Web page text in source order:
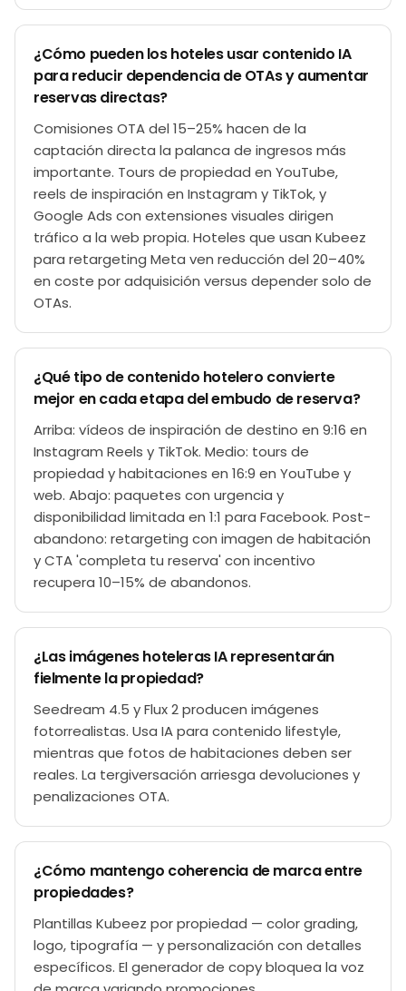
¿Cómo pueden los hoteles usar contenido IA
para reducir dependencia de OTAs y aumentar
reservas directas?
Comisiones OTA del 15–25% hacen de la
captación directa la palanca de ingresos más
importante. Tours de propiedad en YouTube,
reels de inspiración en Instagram y TikTok, y
Google Ads con extensiones visuales dirigen
tráfico a la web propia. Hoteles que usan Kubeez
para retargeting Meta ven reducción del 20–40%
en coste por adquisición versus depender solo de
OTAs.
¿Qué tipo de contenido hotelero convierte
mejor en cada etapa del embudo de reserva?
Arriba: vídeos de inspiración de destino en 9:16 en
Instagram Reels y TikTok. Medio: tours de
propiedad y habitaciones en 16:9 en YouTube y
web. Abajo: paquetes con urgencia y
disponibilidad limitada en 1:1 para Facebook. Post-
abandono: retargeting con imagen de habitación
y CTA 'completa tu reserva' con incentivo
recupera 10–15% de abandonos.
¿Las imágenes hoteleras IA representarán
fielmente la propiedad?
Seedream 4.5 y Flux 2 producen imágenes
fotorrealistas. Usa IA para contenido lifestyle,
mientras que fotos de habitaciones deben ser
reales. La tergiversación arriesga devoluciones y
penalizaciones OTA.
¿Cómo mantengo coherencia de marca entre
propiedades?
Plantillas Kubeez por propiedad — color grading,
logo, tipografía — y personalización con detalles
específicos. El generador de copy bloquea la voz